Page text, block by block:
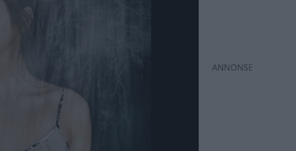
ANNONS